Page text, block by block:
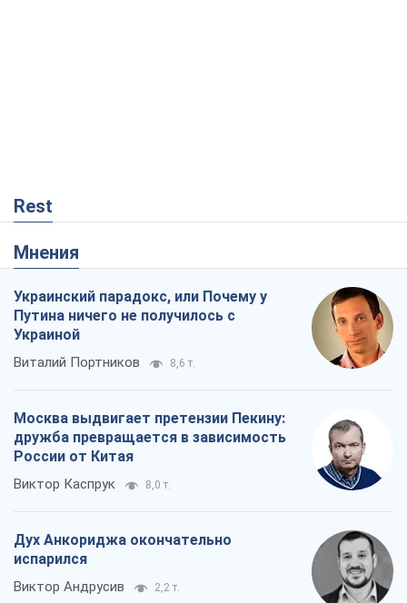
Rest
Мнения
Украинский парадокс, или Почему у
Путина ничего не получилось с
Украиной
Виталий Портников 8,6 т.
Москва выдвигает претензии Пекину:
дружба превращается в зависимость
России от Китая
Виктор Каспрук 8,0 т.
Дух Анкориджа окончательно
испарился
Виктор Андрусив 2,2 т.